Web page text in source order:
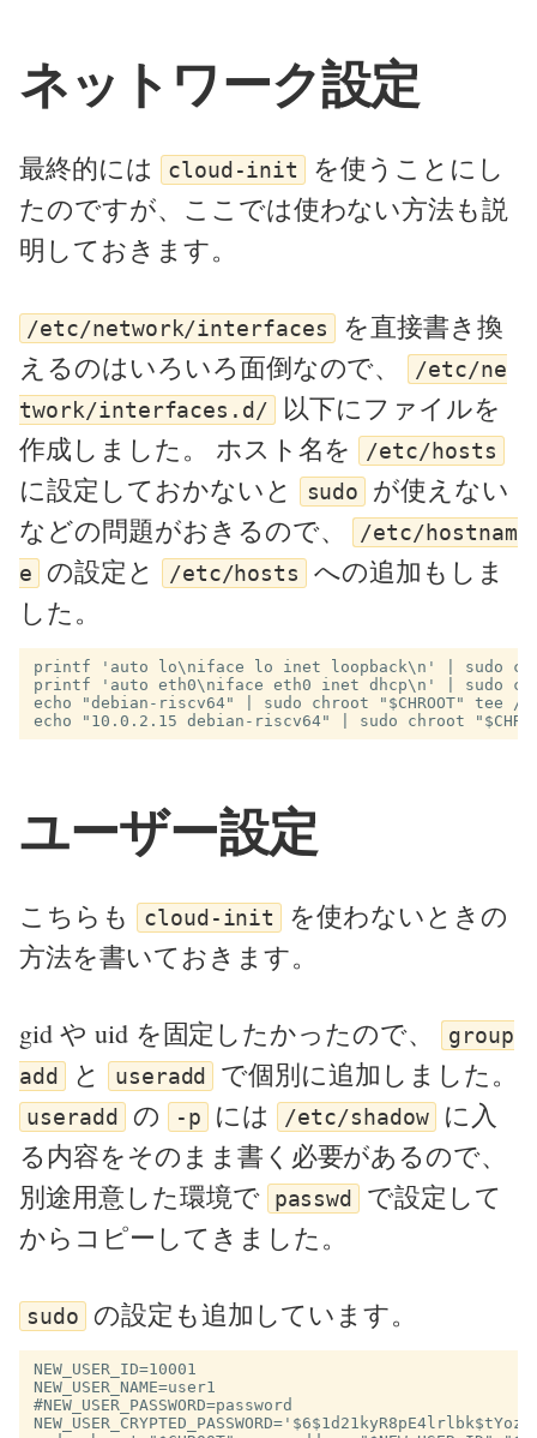
ネットワーク設定
最終的には cloud-init
を使うことにし
たのですが、ここでは使わない方法も説
明しておきます。
/etc/network/interfaces
を直接書き換
えるのはいろいろ面倒なので、 /etc/ne
twork/interfaces.d/
以下にファイルを
作成しました。 ホスト名を /etc/hosts
に設定しておかないと sudo
が使えない
などの問題がおきるので、 /etc/hostnam
e の設定と /etc/hosts
への追加もしま
した。
printf 'auto lo\niface lo inet loopback\n' | sudo
printf 'auto eth0\niface eth0 inet dhcp\n' | sudo
echo "debian-riscv64" | sudo chroot "$CHROOT" tee /
ユーザー設定
こちらも cloud-init
を使わないときの
方法を書いておきます。
gid や uid を固定したかったので、 group
add と useradd で個別に追加しました。
useradd の -p には /etc/shadow に入
る内容をそのまま書く必要があるので、
別途用意した環境で
passwd
で設定して
からコピーしてきました。
sudo の設定も追加しています。
NEW_USER_ID=10001
NEW_USER_NAME=user1
#NEW_USER_PASSWORD=password